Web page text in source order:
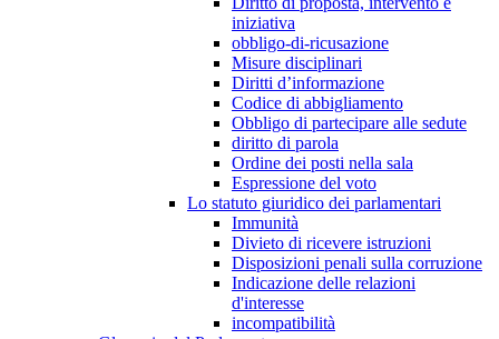
iniziativa
obbligo-di-ricusazione
Misure disciplinari
Diritti d’informazione
Codice di abbigliamento
Obbligo di partecipare alle sedute
diritto di parola
Ordine dei posti nella sala
Espressione del voto
Lo statuto giuridico dei parlamentari
Immunità
Divieto di ricevere istruzioni
Disposizioni penali sulla corruzione
Indicazione delle relazioni
d'interesse
incompatibilità